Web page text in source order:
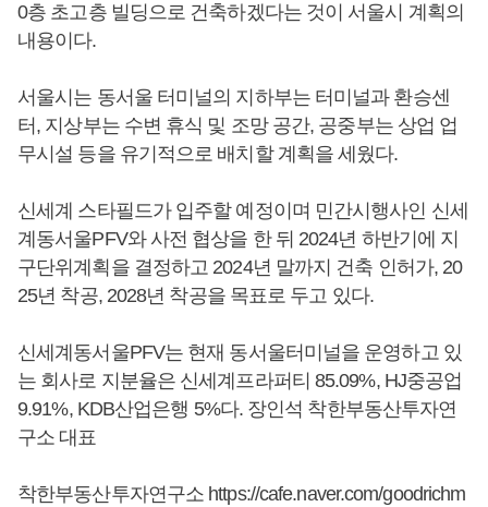
0층 초고층 빌딩으로 건축하겠다는 것이 서울시 계획의
내용이다.
서울시는 동서울 터미널의 지하부는 터미널과 환승센
터, 지상부는 수변 휴식 및 조망 공간, 공중부는 상업 업
무시설 등을 유기적으로 배치할 계획을 세웠다.
신세계 스타필드가 입주할 예정이며 민간시행사인 신세
계동서울PFV와 사전 협상을 한 뒤 2024년 하반기에 지
구단위계획을 결정하고 2024년 말까지 건축 인허가, 20
25년 착공, 2028년 착공을 목표로 두고 있다.
신세계동서울PFV는 현재 동서울터미널을 운영하고 있
는 회사로 지분율은 신세계프라퍼티 85.09%, HJ중공업
9.91%, KDB산업은행 5%다. 장인석 착한부동산투자연
구소 대표
착한부동산투자연구소 https://cafe.naver.com/goodrichm